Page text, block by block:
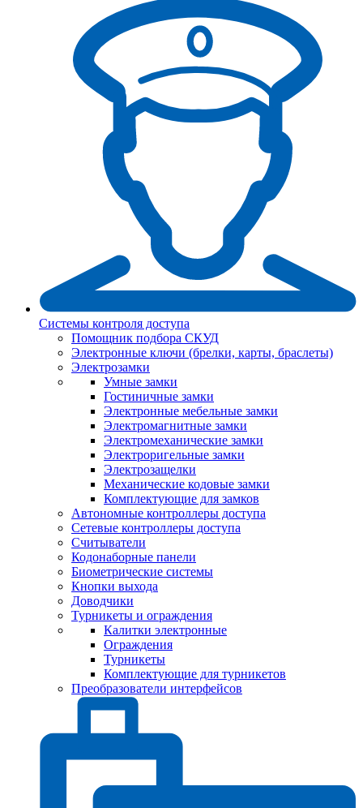
Системы контроля доступа
Помощник подбора СКУД
Электронные ключи (брелки, карты, браслеты)
Электрозамки
Умные замки
Гостиничные замки
Электронные мебельные замки
Электромагнитные замки
Электромеханические замки
Электроригельные замки
Электрозащелки
Механические кодовые замки
Комплектующие для замков
Автономные контроллеры доступа
Сетевые контроллеры доступа
Считыватели
Кодонаборные панели
Биометрические системы
Кнопки выхода
Доводчики
Турникеты и ограждения
Калитки электронные
Ограждения
Турникеты
Комплектующие для турникетов
Преобразователи интерфейсов